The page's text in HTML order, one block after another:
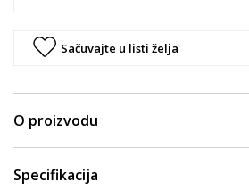
Sačuvajte u listi želja
O proizvodu
Specifikacija